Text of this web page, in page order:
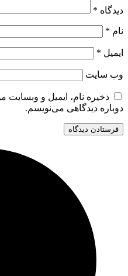
دیدگاه *
نام *
ایمیل *
وب‌ سایت
ذخیره نام، ایمیل و وبسایت
دوباره دیدگاهی می‌نویسم.